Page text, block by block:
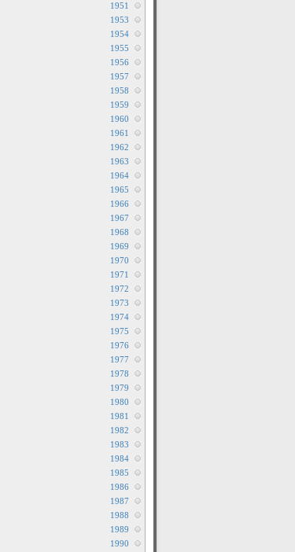
1951
1953
1954
1955
1956
1957
1958
1959
1960
1961
1962
1963
1964
1965
1966
1967
1968
1969
1970
1971
1972
1973
1974
1975
1976
1977
1978
1979
1980
1981
1982
1983
1984
1985
1986
1987
1988
1989
1990